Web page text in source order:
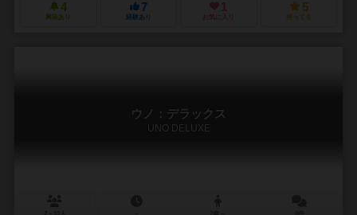
4
興味あり
7
経験あり
1
お気に入り
5
持ってる
ウノ：デラックス
UNO DELUXE